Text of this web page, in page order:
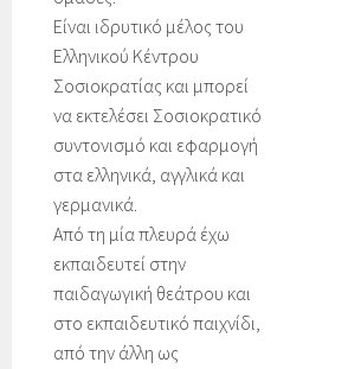
Είναι ιδρυτικό μέλος του
Ελληνικού Κέντρου
Σοσιοκρατίας και μπορεί
να εκτελέσει Σοσιοκρατικό
συντονισμό και εφαρμογή
στα ελληνικά, αγγλικά και
γερμανικά.
Από τη μία πλευρά έχω
εκπαιδευτεί στην
παιδαγωγική θεάτρου και
στο εκπαιδευτικό παιχνίδι,
από την άλλη ως